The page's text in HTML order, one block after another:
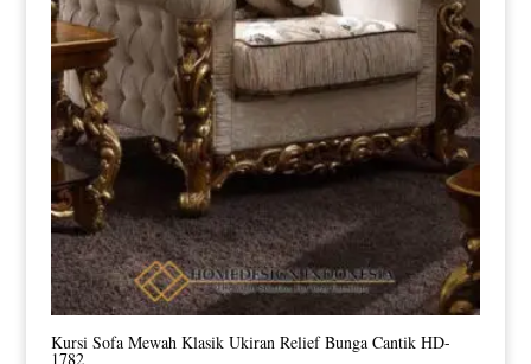
Kursi Sofa Mewah Klasik Ukiran Relief Bunga Cantik HD-
1782